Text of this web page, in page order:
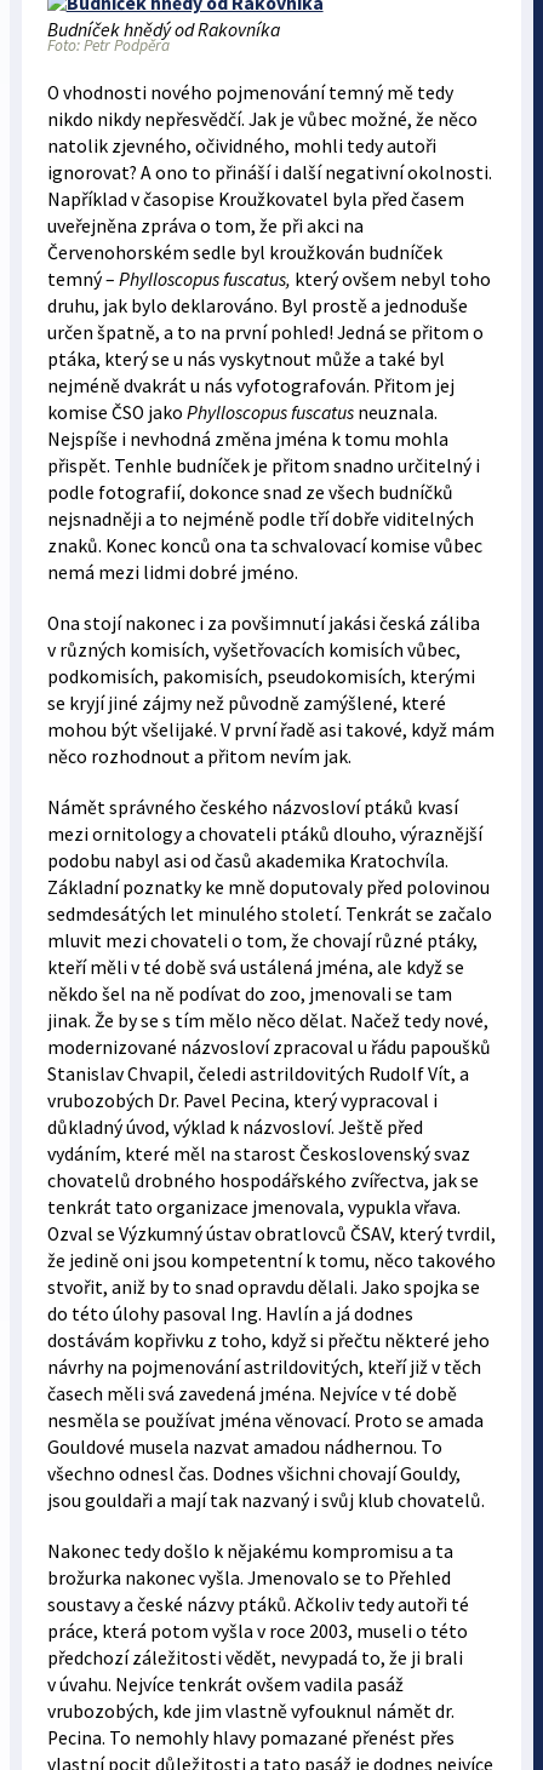
Budníček hnědý od Rakovníka
Foto: Petr Podpěra
O vhodnosti nového pojmenování temný mě tedy
nikdo nikdy nepřesvědčí. Jak je vůbec možné, že něco
natolik zjevného, očividného, mohli tedy autoři
ignorovat? A ono to přináší i další negativní okolnosti.
Například v časopise Kroužkovatel byla před časem
uveřejněna zpráva o tom, že při akci na
Červenohorském sedle byl kroužkován budníček
temný – Phylloscopus fuscatus, který ovšem nebyl toho
druhu, jak bylo deklarováno. Byl prostě a jednoduše
určen špatně, a to na první pohled! Jedná se přitom o
ptáka, který se u nás vyskytnout může a také byl
nejméně dvakrát u nás vyfotografován. Přitom jej
komise ČSO jako Phylloscopus fuscatus neuznala.
Nejspíše i nevhodná změna jména k tomu mohla
přispět. Tenhle budníček je přitom snadno určitelný i
podle fotografií, dokonce snad ze všech budníčků
nejsnadněji a to nejméně podle tří dobře viditelných
znaků. Konec konců ona ta schvalovací komise vůbec
nemá mezi lidmi dobré jméno.
Ona stojí nakonec i za povšimnutí jakási česká záliba
v různých komisích, vyšetřovacích komisích vůbec,
podkomisích, pakomisích, pseudokomisích, kterými
se kryjí jiné zájmy než původně zamýšlené, které
mohou být všelijaké. V první řadě asi takové, když mám
něco rozhodnout a přitom nevím jak.
Námět správného českého názvosloví ptáků kvasí
mezi ornitology a chovateli ptáků dlouho, výraznější
podobu nabyl asi od časů akademika Kratochvíla.
Základní poznatky ke mně doputovaly před polovinou
sedmdesátých let minulého století. Tenkrát se začalo
mluvit mezi chovateli o tom, že chovají různé ptáky,
kteří měli v té době svá ustálená jména, ale když se
někdo šel na ně podívat do zoo, jmenovali se tam
jinak. Že by se s tím mělo něco dělat. Načež tedy nové,
modernizované názvosloví zpracoval u řádu papoušků
Stanislav Chvapil, čeledi astrildovitých Rudolf Vít, a
vrubozobých Dr. Pavel Pecina, který vypracoval i
důkladný úvod, výklad k názvosloví. Ještě před
vydáním, které měl na starost Československý svaz
chovatelů drobného hospodářského zvířectva, jak se
tenkrát tato organizace jmenovala, vypukla vřava.
Ozval se Výzkumný ústav obratlovců ČSAV, který tvrdil,
že jedině oni jsou kompetentní k tomu, něco takového
stvořit, aniž by to snad opravdu dělali. Jako spojka se
do této úlohy pasoval Ing. Havlín a já dodnes
dostávám kopřivku z toho, když si přečtu některé jeho
návrhy na pojmenování astrildovitých, kteří již v těch
časech měli svá zavedená jména. Nejvíce v té době
nesměla se používat jména věnovací. Proto se amada
Gouldové musela nazvat amadou nádhernou. To
všechno odnesl čas. Dodnes všichni chovají Gouldy,
jsou gouldaři a mají tak nazvaný i svůj klub chovatelů.
Nakonec tedy došlo k nějakému kompromisu a ta
brožurka nakonec vyšla. Jmenovalo se to Přehled
soustavy a české názvy ptáků. Ačkoliv tedy autoři té
práce, která potom vyšla v roce 2003, museli o této
předchozí záležitosti vědět, nevypadá to, že ji brali
v úvahu. Nejvíce tenkrát ovšem vadila pasáž
vrubozobých, kde jim vlastně vyfouknul námět dr.
Pecina. To nemohly hlavy pomazané přenést přes
vlastní pocit důležitosti a tato pasáž je dodnes nejvíce